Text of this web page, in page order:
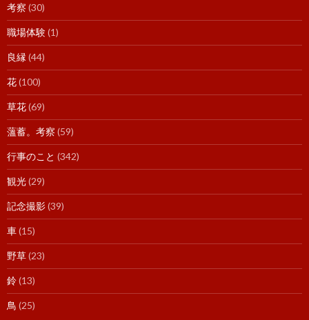
考察 (30)
職場体験(1)
良縁 (44)
花(100)
草花(69)
薀蓄。考察 (59)
行事のこと (342)
観光(29)
記念撮影(39)
車(15)
野草(23)
鈴(13)
鳥 (25)